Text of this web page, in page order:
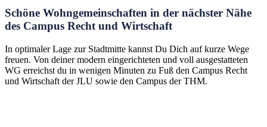
Schöne Wohngemeinschaften in der nächster Nähe
des Campus Recht und Wirtschaft
In optimaler Lage zur Stadtmitte kannst Du Dich auf kurze Wege
freuen. Von deiner modern eingerichteten und voll ausgestatteten
WG erreichst du in wenigen Minuten zu Fuß den Campus Recht
und Wirtschaft der JLU sowie den Campus der THM.